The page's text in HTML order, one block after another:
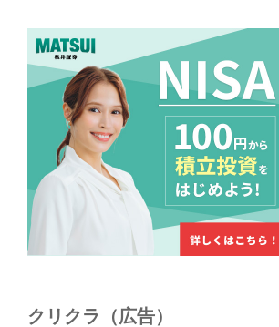
クリクラ（広告）